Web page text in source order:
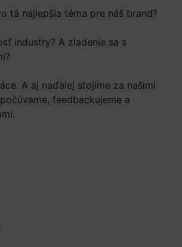
tá najlepšia téma pre náš brand?
industry? A zladenie sa s
A aj naďalej stojíme za našimi
feedbackujeme a